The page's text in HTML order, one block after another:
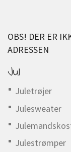
OBS! DER ER
ADRESSEN
Jul
Juletrøjer
Julesweater
Julestrømper